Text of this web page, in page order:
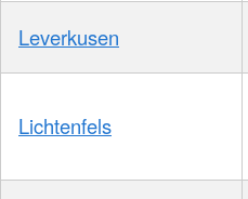
Leverkusen
Lichtenfels